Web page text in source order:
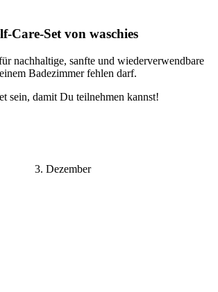
Care-Set von waschies
nachhaltige, sanfte und wiederverwendbare
Badezimmer fehlen darf.
sein, damit Du teilnehmen kannst!
3. Dezember